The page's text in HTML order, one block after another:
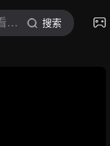
C位看新闻现场 搜索